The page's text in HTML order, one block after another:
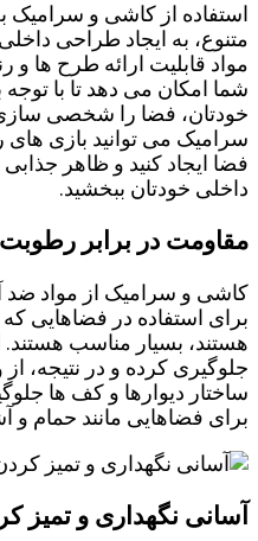
استفاده از کاشی و سرامیک
متنوع، به ایجاد طراحی
مواد قابلیت ارائه طرح ‌ها و
شما امکان می ‌دهد تا با
خودتان، فضا را شخصی‌ سازی
سرامیک می ‌توانید بازی‌ های
فضا ایجاد کنید و ظاهر
داخلی خودتان ببخشید.
مقاومت در برابر
کاشی و سرامیک از مواد ضد
برای استفاده در فضاهایی
هستند، بسیار مناسب هستند.
جلوگیری کرده و در نتیجه،
ساختار دیوارها و کف‌ ها
برای فضاهایی مانند حمام و
آسانی نگهداری و تمیز